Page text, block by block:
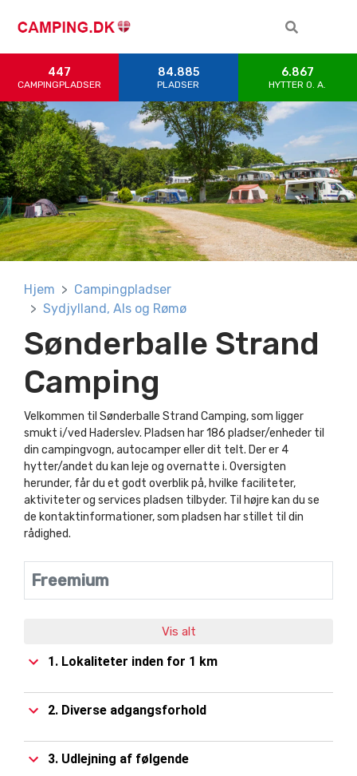
447
CAMPINGPLADSER
84.885
PLADSER
6.867
HYTTER 0. A.
Hjem
Campingpladser
Sydjylland, Als og Rømø
Sønderballe Strand
Camping
Velkommen til Sønderballe Strand Camping, som ligger
smukt i/ved Haderslev. Pladsen har 186 pladser/enheder til
din campingvogn, autocamper eller dit telt. Der er 4
hytter/andet du kan leje og overnatte i. Oversigten
herunder, får du et godt overblik på, hvilke faciliteter,
aktiviteter og services pladsen tilbyder. Til højre kan du se
de kontaktinformationer, som pladsen har stillet til din
rådighed.
Freemium
Vis alt
1. Lokaliteter inden for 1 km
2. Diverse adgangsforhold
3. Udlejning af følgende